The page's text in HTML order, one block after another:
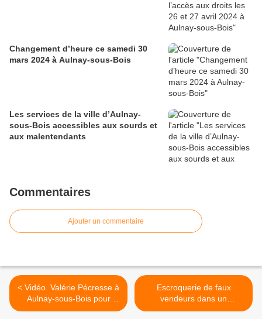
Changement d’heure ce samedi 30
mars 2024 à Aulnay-sous-Bois
Les services de la ville d’Aulnay-
sous-Bois accessibles aux sourds et
aux malentendants
Commentaires
Ajouter un commentaire
< Vidéo. Valérie Pécresse à
Aulnay-sous-Bois pour
l’inauguration de l’espace
Escroquerie de faux
vendeurs dans un
hypermarché à Aulnay-